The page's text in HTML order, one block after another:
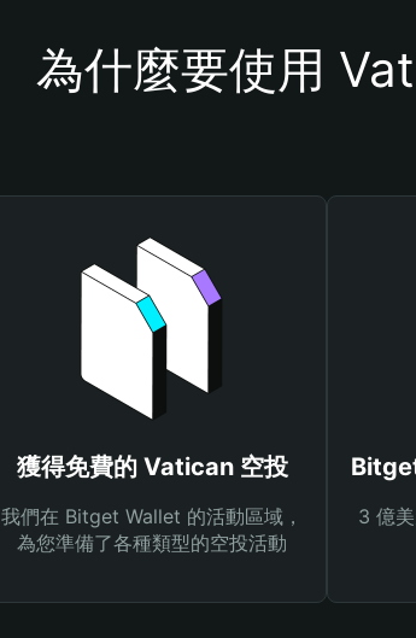
為什麼要使用
獲得免費的 Vatican 空投
我們在 Bitget Wallet 的活動區域，
為您準備了各種類型的空投活動
3 億